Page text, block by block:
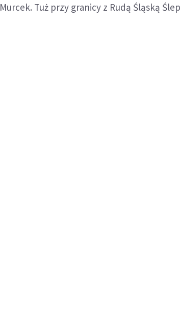
Murcek. Tuż przy granicy z Rudą Śląską